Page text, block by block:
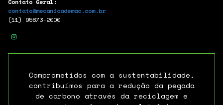
Contato Geral:
contato@mecanicademac.com.br
(11) 95873-2000
Comprometidos com a sustentabilidade,
contribuímos para a redução da pegada
de carbono através da reciclagem e